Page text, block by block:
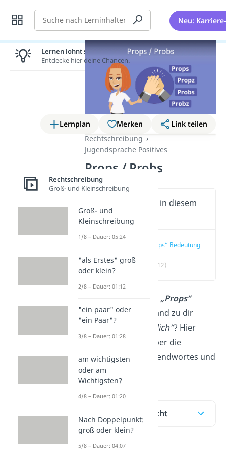
Suche Neu:
Lernplan Merken
Link teilen
Rechtschreibung
Jugendsprache Positives
Props / Probs
Wichtige Inhalte in diesem
Video
„Props“ Bedeutung
(00:12)
„Props“
bedeutet, weil jemand zu dir
„Props an dich“? Hier
erfährst du alles über die
Bedeutung des Jugendwortes und
in unserem
Inhaltsübersicht
Lernen lohnt sich!
Entdecke hier deine Chancen.
Rechtschreibung
Groß- und Kleinschreibung
Groß- und
Kleinschreibung
1/8 – Dauer: 05:24
"als Erstes" groß
oder klein?
2/8 – Dauer: 01:12
"ein paar" oder
"ein Paar"?
3/8 – Dauer: 01:28
am wichtigsten
oder am
Wichtigsten?
4/8 – Dauer: 01:20
Nach Doppelpunkt:
groß oder klein?
5/8 – Dauer: 04:07